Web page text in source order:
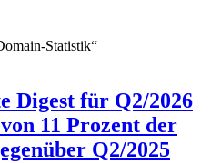
Statistik“
Digest für Q2/2026
11 Prozent der
Q2/2025